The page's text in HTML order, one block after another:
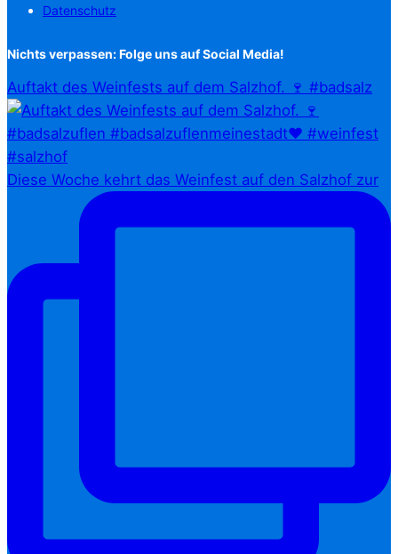
Datenschutz
Nichts verpassen: Folge uns auf Social Media!
Auftakt des Weinfests auf dem Salzhof. 🍷 #badsalz
Diese Woche kehrt das Weinfest auf den Salzhof zur